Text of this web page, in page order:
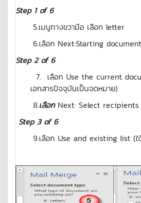
Step 1 of 6
5.เมนูทางขวามือ เลือก letter
6.เลือก Next:Starting document
Step 2 of 6
7. เลือก Use the current
เอกสารปัจจุบันเป็นจดหมาย)
8.เลือก Next: Select recipients
Step 3 of 6
9.เลือก Use and existing list (ใ